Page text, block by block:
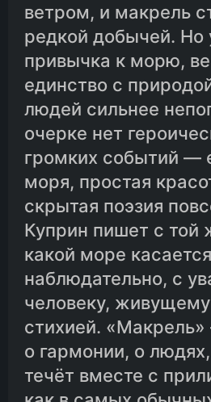
ветром, и макрель
редкой добычей. Но
привычка к морю,
единство с
людей сильнее
очерке нет
громких событий —
моря, простая
скрытая поэзия
Куприн пишет с той
какой море
наблюдательно, с
человеку, живущему
стихией.
о гармонии, о
течёт вместе с